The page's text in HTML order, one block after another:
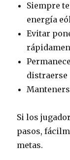
Siempre
energía
Evitar
distraerse
Si los
pasos,
metas.